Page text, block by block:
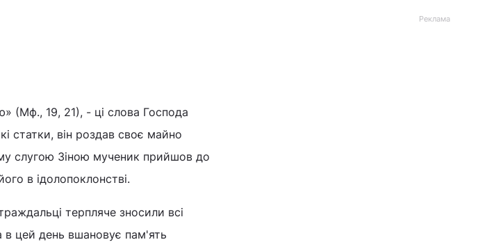
(Мф., 19, 21), - ці слова Господа
статки, він роздав своє майно
слугою Зіною мученик прийшов до
в ідолопоклонстві.
терпляче зносили всі
в цей день вшановує пам'ять
Реклама